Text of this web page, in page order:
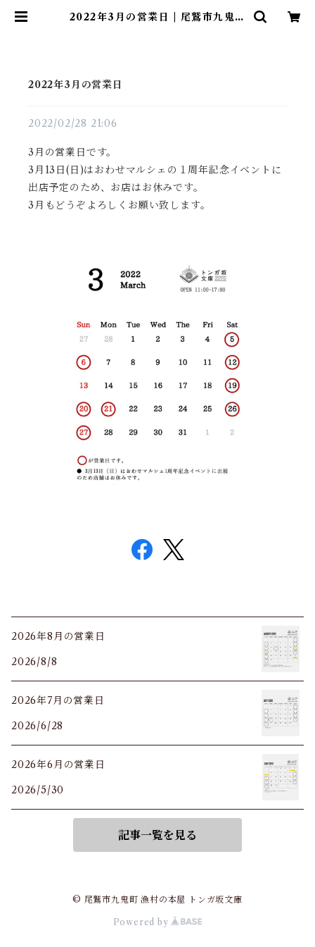
2022年3月の営業日 | 尾鷲市九鬼町
2022年3月の営業日
2022/02/28 21:06
3月の営業日です。
3月13日(日)はおわせマルシェの１周年記念イベントに
出店予定のため、お店はお休みです。
3月もどうぞよろしくお願い致します。
2026年8月の営業日
2026/8/8
2026年7月の営業日
2026/6/28
2026年6月の営業日
2026/5/30
記事一覧を見る
© 尾鷲市九鬼町 漁村の本屋 トンガ坂文庫
Powered by